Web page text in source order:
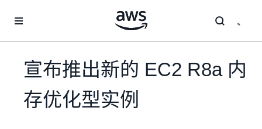
宣布推出新的 EC2 R8a 内
存优化型实例